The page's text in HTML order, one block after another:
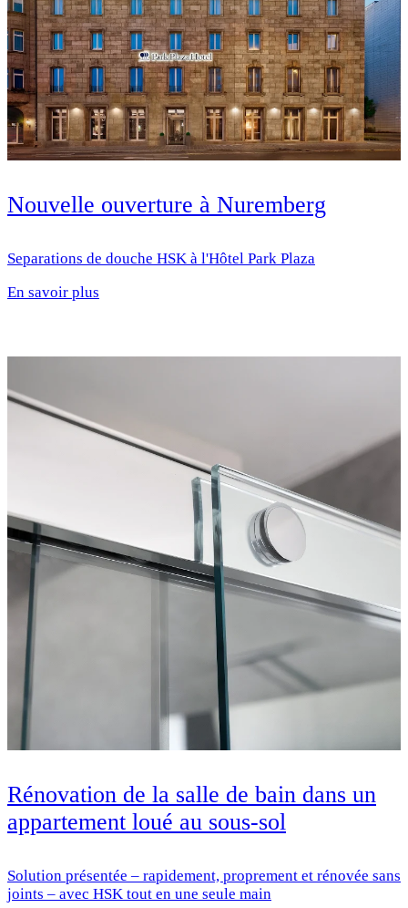
Nouvelle ouverture à Nuremberg
Separations de douche HSK à l'Hôtel Park Plaza
En savoir plus
Rénovation de la salle de bain dans un
appartement loué au sous-sol
Solution présentée – rapidement, proprement et rénovée sans
joints – avec HSK tout en une seule main